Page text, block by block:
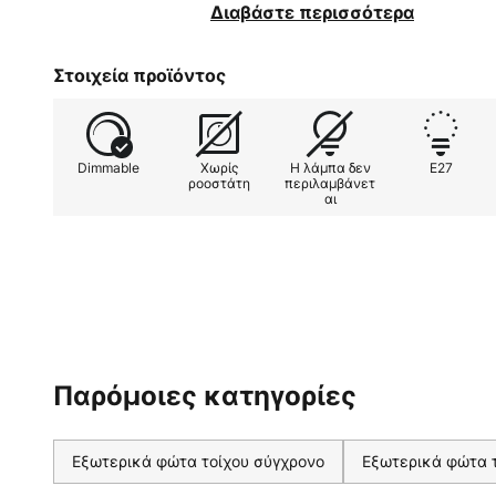
δημιουργώντας ένα ευχάριστο
φωτιστικό τοίχου εξωτερικού
πηγή ευχάριστου φωτός, αλλά
πινελιές για εξωτερικούς χώρους.
Διαβάστε περισσότερα
Στοιχεία προϊόντος
Dimmable
Χωρίς
ροοστάτη
Η λάμπα δεν
περιλαμβάνετ
αι
E27
Παρόμοιες κατηγορίες
Εξωτερικά φώτα τοίχου σύγχρονο Εξωτερικά φώτα